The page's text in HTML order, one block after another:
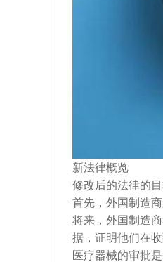
新法律概览
修改后的法律的
首先，外国制造
将来，外国制造
据，证明他们在
医疗器械的审批